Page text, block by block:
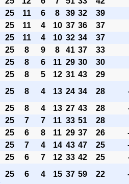
25 11 6 8 39 32
39
25 11 4 10 37 36
37
25 11 4 10 32 34
37
25 8 9 8 41 37
33
25 8 6 11 29 30
30
25 8 5 12 31 43
29
25 8 4 13 24 34 28
25 8 4 13 27 43 28
25 7 7 11 33 51
28
25 6 8 11 29 37 26
25 7 4 14 43 47 25
25 6 7 12 33 42 25
25 6 4 15 37 59 22